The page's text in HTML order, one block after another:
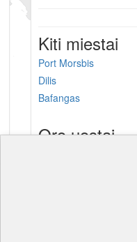
Kiti miestai
Port Morsbis
Dilis
Bafangas
Oro uostai